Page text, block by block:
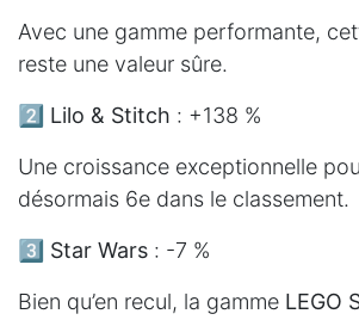
Avec une gamme performante,
reste une valeur sûre.
2️⃣ Lilo & Stitch : +138 %
Une croissance exceptionnelle
désormais 6e dans le classement.
3️⃣ Star Wars : -7 %
Bien qu’en recul, la gamme LEGO